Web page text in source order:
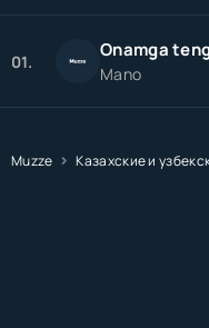
01. Onamga
Mano
Muzze Казахские и